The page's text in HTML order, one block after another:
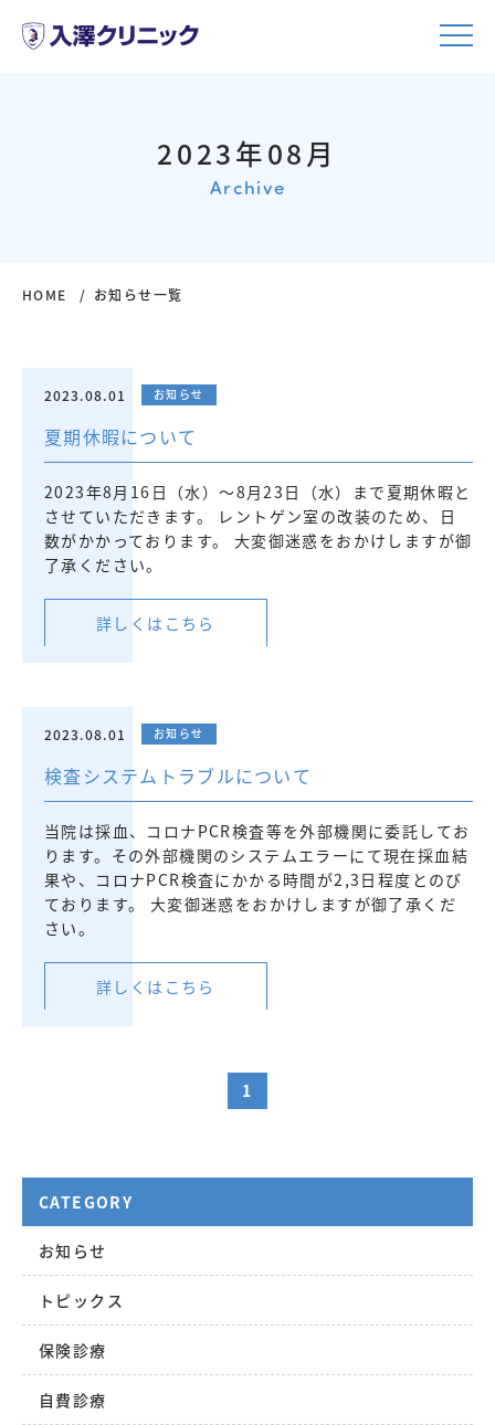
2023年08月
Archive
HOME お知らせ一覧
2023.08.01 お知らせ
夏期休暇について
2023年8月16日（水）～8月23日（水）まで夏期休暇と
させていただきます。 レントゲン室の改装のため、日
数がかかっております。 大変御迷惑をおかけしますが御
了承ください。
詳しくはこちら
2023.08.01 お知らせ
検査システムトラブルについて
当院は採血、コロナPCR検査等を外部機関に委託してお
ります。その外部機関のシステムエラーにて現在採血結
果や、コロナPCR検査にかかる時間が2,3日程度とのび
ております。 大変御迷惑をおかけしますが御了承くだ
さい。
詳しくはこちら
1
CATEGORY
お知らせ
トピックス
保険診療
自費診療